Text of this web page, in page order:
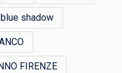
blue shadow
FIRENZE